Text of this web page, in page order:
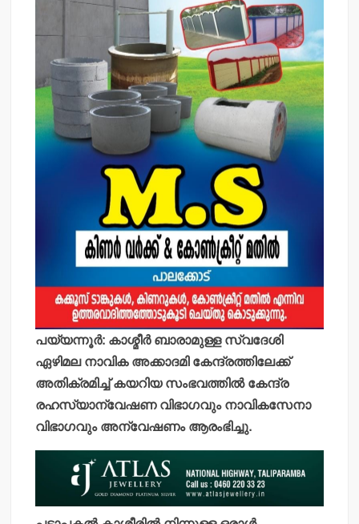
പയ്യന്നൂര്‍: കാശ്മീര്‍ ബാരാമുള്ള സ്വദേശി
ഏഴിമല നാവിക അക്കാദമി കേന്ദ്രത്തിലേക്ക്
അതിക്രമിച്ച് കയറിയ സംഭവത്തില്‍ കേന്ദ്ര
രഹസ്യാന്വേഷണ വിഭാഗവും നാവികസേനാ
വിഭാഗവും അന്വേഷണം ആരംഭിച്ചു.